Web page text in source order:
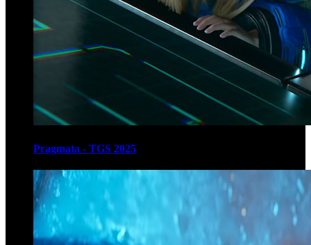
Pragmata - TGS 2025